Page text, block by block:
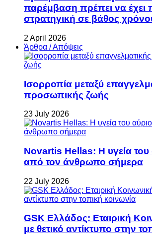
παρέμβαση πρέπει να έχει
στρατηγική σε βάθος
2 April 2026
Άρθρα / Απόψεις
Ισορροπία μεταξύ
προσωπικής ζωής
23 July 2026
Novartis Hellas: Η υγεία του
από τον άνθρωπο σήμερα
22 July 2026
GSK Ελλάδος: Εταιρική
με θετικό αντίκτυπο στην